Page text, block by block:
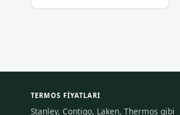
TERMOS FIYATLARI
Stanley, Contigo, Laken, Thermos gibi